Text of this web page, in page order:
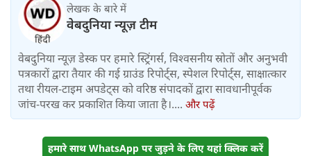
लेखक के बारे में
वेबदुनिया न्यूज़ टीम
वेबदुनिया न्यूज़ डेस्क पर हमारे स्ट्रिंगर्स, विश्वसनीय स्रोतों और अनुभवी
पत्रकारों द्वारा तैयार की गई ग्राउंड रिपोर्ट्स, स्पेशल रिपोर्ट्स, साक्षात्कार
तथा रीयल-टाइम अपडेट्स को वरिष्ठ संपादकों द्वारा सावधानीपूर्वक
जांच-परख कर प्रकाशित किया जाता है।.... और पढ़ें
हमारे साथ WhatsApp पर जुड़ने के लिए यहां क्लिक करें